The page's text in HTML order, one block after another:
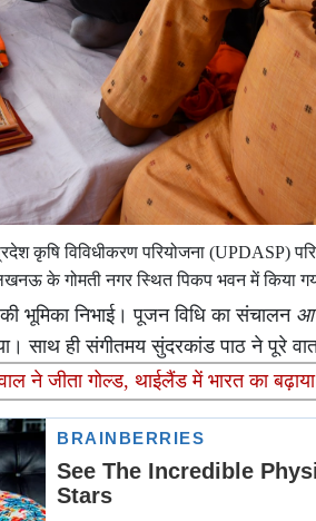
कृषि विविधीकरण परियोजना (UPDASP)
के गोमती नगर स्थित पिकप भवन में किया
भूमिका निभाई। पूजन विधि का संचालन
साथ ही संगीतमय सुंदरकांड पाठ ने पूरे
जीता गोल्ड, थाईलैंड में भारत का बढ़ाया